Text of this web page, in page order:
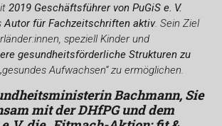
2019 Geschäftsführer von PuGiS e. V.
Autor für Fachzeitschriften aktiv. Sein Ziel
speziell Kinder und
gesundheitsförderliche Strukturen zu
Aufwachsen“ zu ermöglichen.
Bachmann, Sie
mit der DHfPG und dem